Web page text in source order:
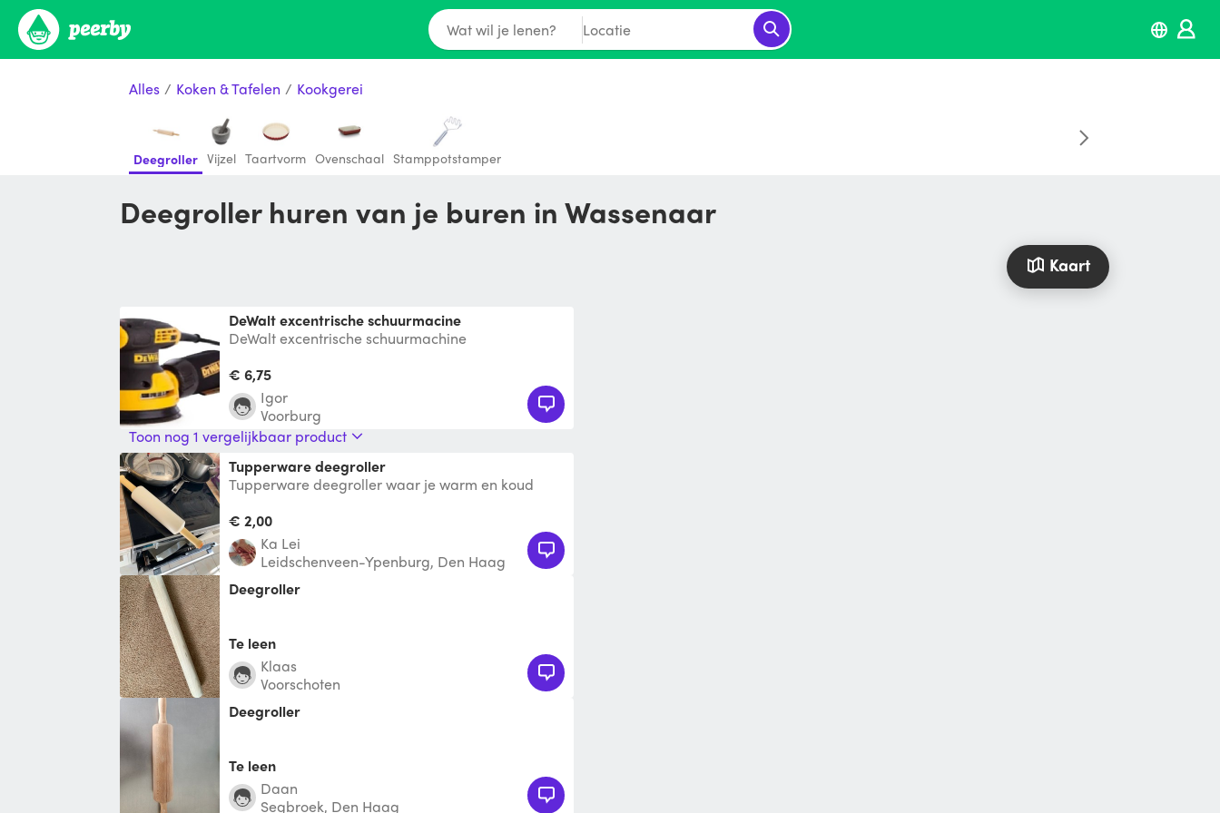
Wat wil je lenen? Locatie
Alles / Koken & Tafelen / Kookgerei
Deegroller Vijzel Taartvorm Ovenschaal Stamppotstamper
Deegroller huren van je buren in Wassenaar
Kaart
DeWalt excentrische schuurmacine
DeWalt excentrische schuurmachine
€ 6,75
Igor
Voorburg
Toon nog 1 vergelijkbaar product
Tupperware deegroller
Tupperware deegroller waar je warm en koud
€ 2,00
Ka Lei
Leidschenveen-Ypenburg, Den Haag
Deegroller
Te leen
Klaas
Voorschoten
Deegroller
Te leen
Daan
Segbroek, Den Haag